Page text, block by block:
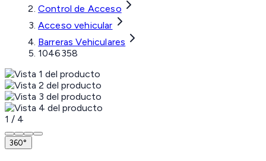
Control de Acceso
Acceso vehicular
Barreras Vehiculares
1046358
1 / 4
360°